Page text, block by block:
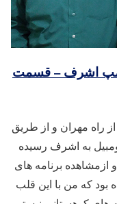
اشرف – قسمت
راه مهران و از طریق
به اشرف رسیده
برنامه های
بود که من با این قلب